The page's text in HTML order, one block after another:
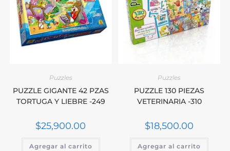
Puzzles
PUZZLE GIGANTE 42 PZAS
TORTUGA Y LIEBRE -249
$25,900.00
Agregar al carrito
Puzzles
PUZZLE 130 PIEZAS
VETERINARIA -310
$18,500.00
Agregar al carrito